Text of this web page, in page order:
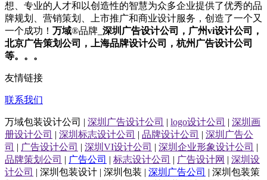
想、专业的人才和以创造性的智慧为众多企业提供了优秀的品
牌规划、营销策划、上市推广和商业设计服务， 创造了一个又
一个成功！ 万域®品牌_ 深圳 广告设计公司 ，广州vi设计公司
，
北京广告策划公司 ，上海品牌设计公司 ，杭州 广告设计公司
等。。。
友情链接
联系我们
万域包装设计公司 | 深圳广告设计公司 | logo设计公司 | 深圳画
册设计公司 | 深圳标志设计公司 | 品牌设计公司 | 深圳广告公
司 | 广告设计公司 | 深圳VI设计公司 | 深圳企业形象设计公司 |
品牌策划公司 | 广告公司 | 标志设计公司 | 广告设计网 | 深圳设
计公司 | 深圳包装设计 | 深圳包装 | 深圳广告公司 | 深圳包装策